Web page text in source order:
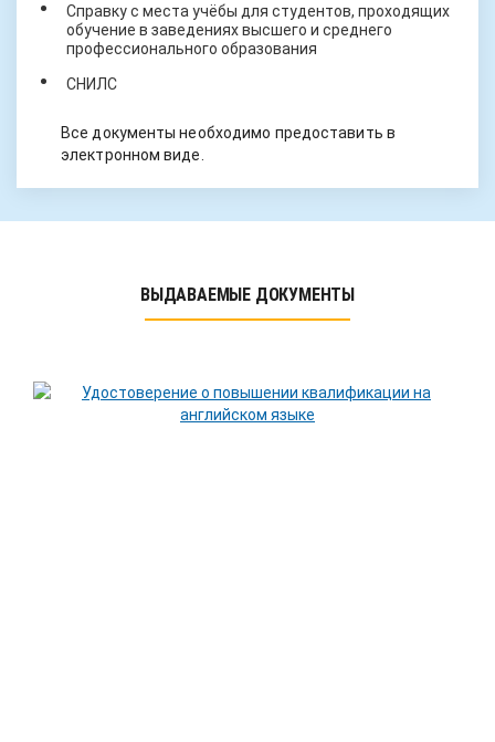
Справку с места учёбы для студентов, проходящих
обучение в заведениях высшего и среднего
профессионального образования
СНИЛС
Все документы необходимо предоставить в
электронном виде.
ВЫДАВАЕМЫЕ ДОКУМЕНТЫ